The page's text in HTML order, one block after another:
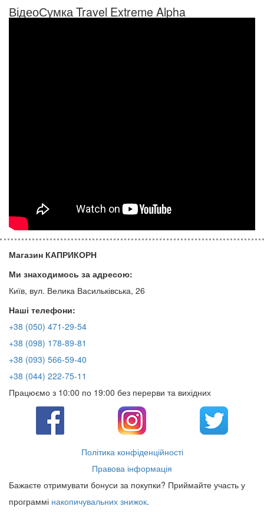
ВідеоСумка Travel Extreme Alpha
Магазин КАПРИКОРН
Ми знаходимось за адресою:
Київ, вул. Велика Васильківська, 26
Наші телефони:
+38 (050) 471-29-54
+38 (098) 178-89-81
+38 (093) 566-59-40
+38 (044) 222-75-11
Працюємо з 10:00 по 19:00 без перерви та вихідних
Політика конфіденційності
Правова інформація
Бажаєте отримувати бонуси за покупки? Приймайте участь у
программі накопичувальних знижок.